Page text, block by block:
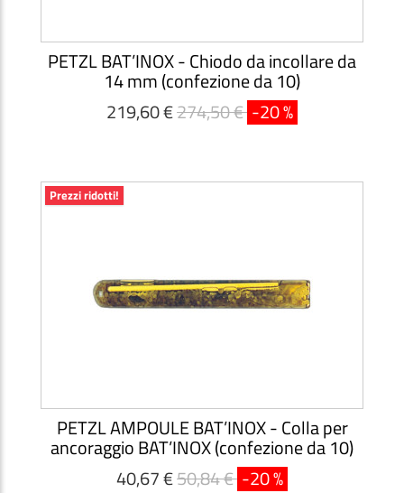
PETZL BAT’INOX - Chiodo da incollare da
14 mm (confezione da 10)
219,60 €274,50 € -20 %
Prezzi ridotti!
PETZL AMPOULE BAT’INOX - Colla per
ancoraggio BAT’INOX (confezione da 10)
40,67 €50,84 € -20 %